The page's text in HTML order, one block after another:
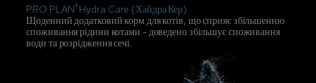
PRO PLAN®Hydra Care (Хайдра Кер)
Щоденний додатковий корм для котів, що сприяє збільшенню
споживання рідини котами - доведено збільшує споживання
води та розрідження сечі.